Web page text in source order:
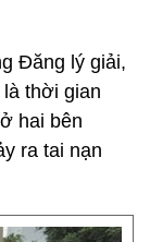
Đăng lý giải,
thời gian
hai bên
ra tai nạn